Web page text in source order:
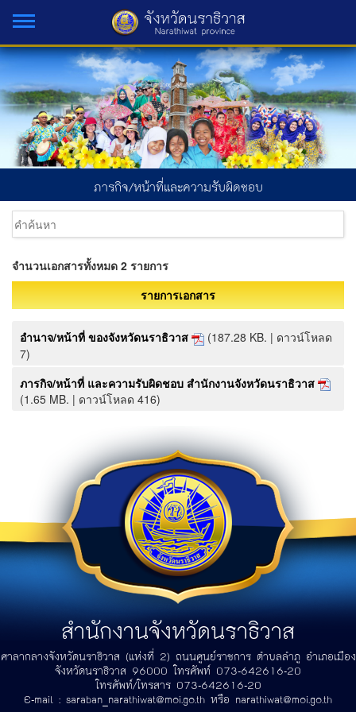
ภารกิจ/หน้าที่และความรับผิดชอบ
จำนวนเอกสารทั้งหมด 2 รายการ
รายการเอกสาร
อำนาจ/หน้าที่ ของจังหวัดนราธิวาส
(187.28 KB. | ดาวน์โหลด
7)
ภารกิจ/หน้าที่ และความรับผิดชอบ สำนักงานจังหวัดนราธิวาส
(1.65 MB. | ดาวน์โหลด 416)
สำนักงานจังหวัดนราธิวาส
ศาลากลางจังหวัดนราธิวาส (แห่งที่ 2) ถนนศูนย์ราชการ ตำบลลำภู อำเภอเมือง
จังหวัดนราธิวาส 96000 โทรศัพท์ 073-642616-20
โทรศัพท์/โทรสาร 073-642616-20
E-mail : saraban_narathiwat@moi.go.th หรือ narathiwat@moi.go.th